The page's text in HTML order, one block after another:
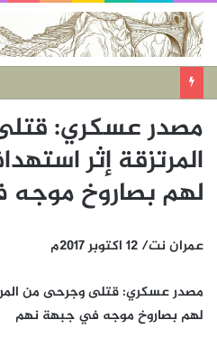
مصدر عسكري:
المرتزقة إثر
لهم بصاروخ
عمران نت/ 12 اكتوبر 2017م
مصدر عسكري: قتلى وجرحى من
لهم بصاروخ موجه في جبهة نهم